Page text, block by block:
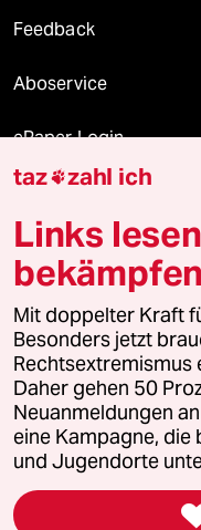
Feedback
Aboservice
ePaper Login
Downloads für
© 2026 taz Verlags
Alle Rechte vorbehalten. Bei
wenden Sie sich bitte an
Feedback
Leitlinie Informant
Seitenwende
taz zahl ich
Links
bekämpfen
Mit doppelter Kraft
Besonders jetzt
Rechtsextremismus
Daher gehen 50
Neuanmeldungen
eine Kampagne, die
und Jugendorte